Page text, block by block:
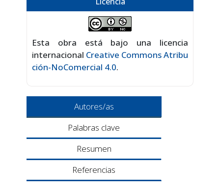
Esta obra está bajo una licencia
internacional Creative Commons Atribu
ción-NoComercial 4.0.
Autores/as
Palabras clave
Resumen
Referencias